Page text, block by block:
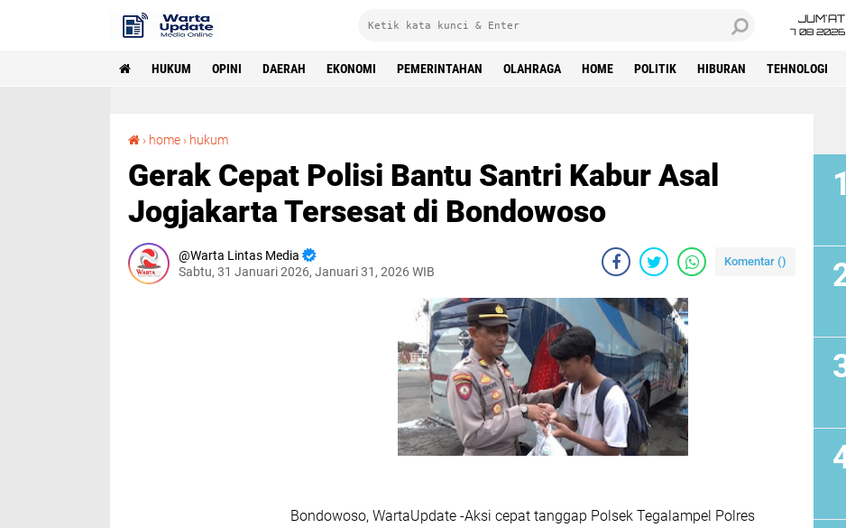
JUM'AT
7 08 2026
HUKUM OPINI DAERAH EKONOMI PEMERINTAHAN OLAHRAGA HOME POLITIK HIBURAN TEHNOLOGI
› home › hukum
Gerak Cepat Polisi Bantu Santri Kabur Asal
Jogjakarta Tersesat di Bondowoso
Warta Lintas Media
Sabtu, 31 Januari 2026, Januari 31, 2026 WIB
Komentar ()
Bondowoso, WartaUpdate -Aksi cepat tanggap Polsek Tegalampel Polres